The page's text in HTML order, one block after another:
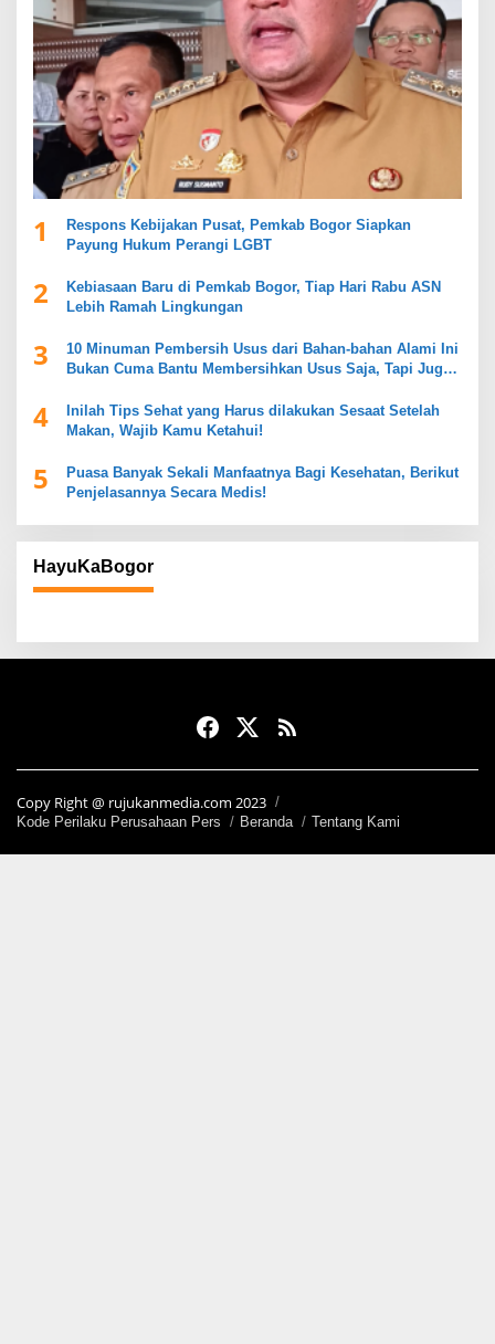
1
Respons Kebijakan Pusat, Pemkab Bogor Siapkan
Payung Hukum Perangi LGBT
2
Kebiasaan Baru di Pemkab Bogor, Tiap Hari Rabu ASN
Lebih Ramah Lingkungan
3
10 Minuman Pembersih Usus dari Bahan-bahan Alami Ini
Bukan Cuma Bantu Membersihkan Usus Saja, Tapi Juga
4
Inilah Tips Sehat yang Harus dilakukan Sesaat Setelah
Makan, Wajib Kamu Ketahui!
5
Puasa Banyak Sekali Manfaatnya Bagi Kesehatan, Berikut
Penjelasannya Secara Medis!
HayuKaBogor
Copy Right @ rujukanmedia.com 2023
Kode Perilaku Perusahaan Pers Beranda Tentang Kami